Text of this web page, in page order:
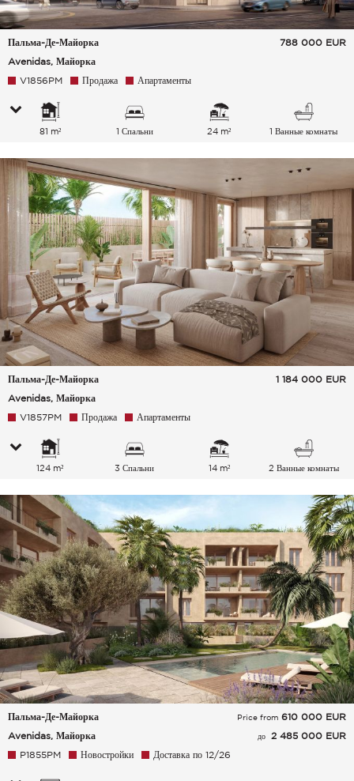
Пальма-Де-Майорка
Avenidas, Майорка
788 000 EUR
V1856PM Продажа Апартаменты
81 m² 1 Спальни 24 m² 1 Ванные комнаты
Пальма-Де-Майорка
Avenidas, Майорка
1 184 000 EUR
V1857PM Продажа Апартаменты
124 m² 3 Спальни 14 m² 2 Ванные комнаты
Пальма-Де-Майорка
Avenidas, Майорка
Price from 610 000 EUR
до 2 485 000 EUR
P1855PM
Новостройки Доставка по 12/26